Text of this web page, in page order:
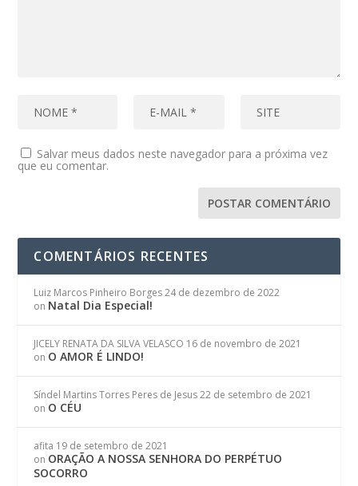
Salvar meus dados neste navegador para a próxima vez
que eu comentar.
COMENTÁRIOS RECENTES
Luiz Marcos Pinheiro Borges 24 de dezembro de 2022
on Natal Dia Especial!
JICELY RENATA DA SILVA VELASCO 16 de novembro de 2021
on O AMOR É LINDO!
Síndel Martins Torres Peres de Jesus 22 de setembro de 2021
on O CÉU
afita 19 de setembro de 2021
on ORAÇÃO A NOSSA SENHORA DO PERPÉTUO
SOCORRO